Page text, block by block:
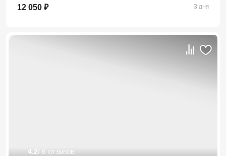
12 050 ₽ 3 дня
4.2/ 6 отзывов